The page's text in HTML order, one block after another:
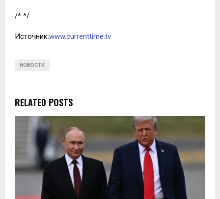
/* */
Источник:www.currenttime.tv
НОВОСТИ
RELATED POSTS